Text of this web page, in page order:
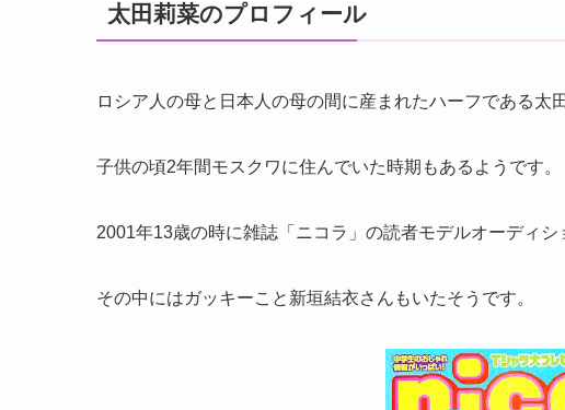
太田莉菜のプロフィール
ロシア人の母と日本人の母の間に産まれたハーフである太
子供の頃2年間モスクワに住んでいた時期もあるようです。
2001年13歳の時に雑誌「ニコラ」の読者モデルオーディシ
その中にはガッキーこと新垣結衣さんもいたそうです。